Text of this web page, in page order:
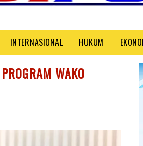
INTERNASIONAL HUKUM
WAKO